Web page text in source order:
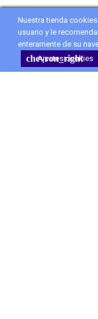
Nuestra tienda
usuario y le
enteramente de su
chevron_right
Ajustes cookies
CopyrightVanityflor.es